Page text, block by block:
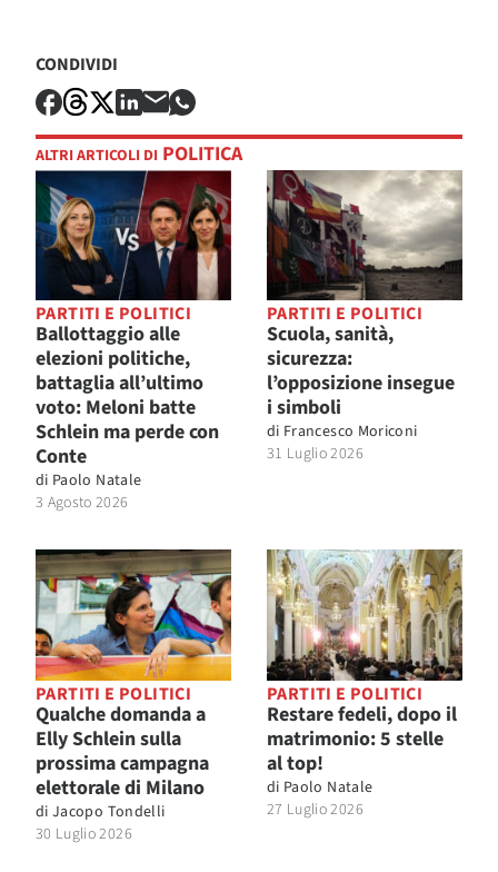
CONDIVIDI
ALTRI ARTICOLI DI POLITICA
PARTITI E POLITICI
Ballottaggio alle
elezioni politiche,
battaglia all’ultimo
voto: Meloni batte
Schlein ma perde con
Conte
di Paolo Natale
3 Agosto 2026
PARTITI E POLITICI
Scuola, sanità,
sicurezza:
l’opposizione insegue
i simboli
di Francesco Moriconi
31 Luglio 2026
PARTITI E POLITICI
Qualche domanda a
Elly Schlein sulla
prossima campagna
elettorale di Milano
di Jacopo Tondelli
30 Luglio 2026
PARTITI E POLITICI
Restare fedeli, dopo il
matrimonio: 5 stelle
al top!
di Paolo Natale
27 Luglio 2026